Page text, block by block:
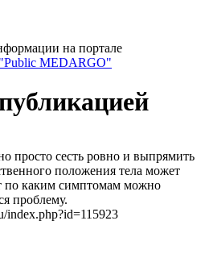
на портале
"Public MEDARGO"
просто сесть ровно и выпрямить
положения тела может
по каким симптомам можно
проблему.
index.php?id=115923